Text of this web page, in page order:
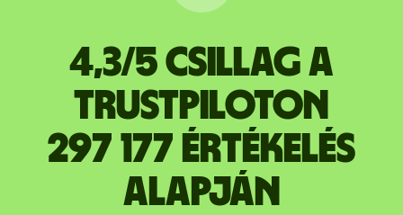
4,3/5 csillag a
Trustpiloton
297 177 értékelés
alapján